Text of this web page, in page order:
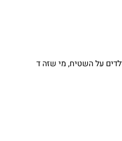
על השטיח, מי שזה ד